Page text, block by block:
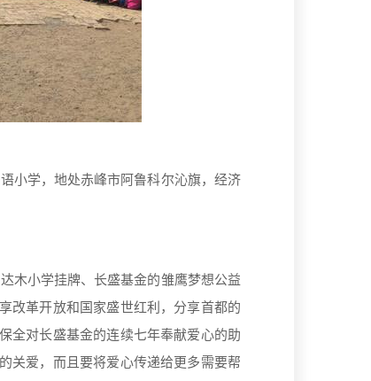
小学，地处赤峰市阿鲁科尔沁旗，经济
木小学挂牌、长盛基金的雏鹰梦想公益
改革开放和国家盛世红利，分享首都的
全对长盛基金的连续七年奉献爱心的助
关爱，而且要将爱心传递给更多需要帮